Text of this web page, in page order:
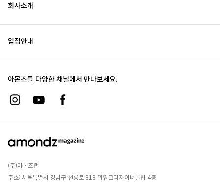
회사소개
입점안내
아몬즈를 다양한 채널에서 만나보세요.
(주)아몬즈랩
주소: 서울특별시 강남구 선릉로 818 위워크디자이너클럽 4층